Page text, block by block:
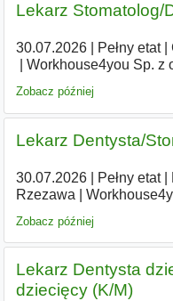
Lekarz Stomatolog/
30.07.2026| Pełny etat|
Workhouse4you Sp. z
Zobacz później
Lekarz Dentysta/
30.07.2026| Pełny etat|
Rzezawa
Zobacz później
Lekarz Dentysta
dziecięcy (K/M)